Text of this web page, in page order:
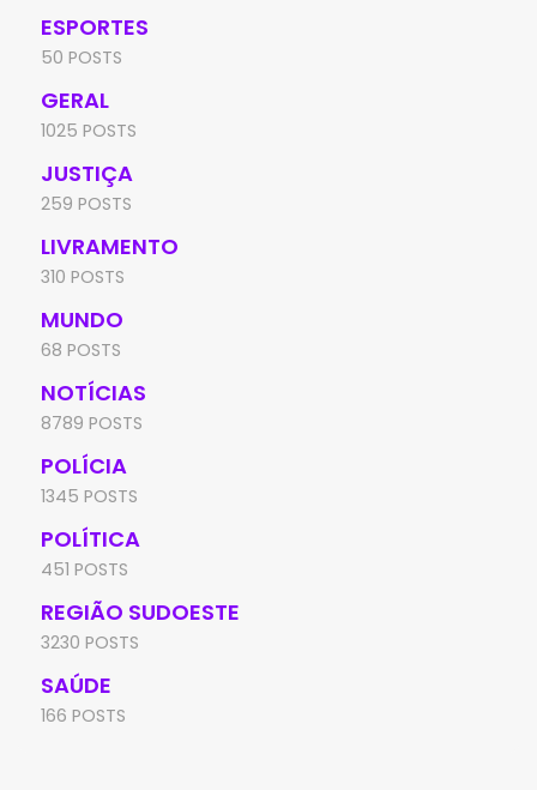
ESPORTES
50 POSTS
GERAL
1025 POSTS
JUSTIÇA
259 POSTS
LIVRAMENTO
310 POSTS
MUNDO
68 POSTS
NOTÍCIAS
8789 POSTS
POLÍCIA
1345 POSTS
POLÍTICA
451 POSTS
REGIÃO SUDOESTE
3230 POSTS
SAÚDE
166 POSTS